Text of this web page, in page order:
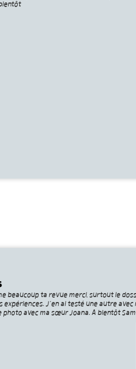
beaucoup ta revue merci, surtout le
expériences. J’en ai testé une autre
photo avec ma sœur Joana. A bientôt Sam